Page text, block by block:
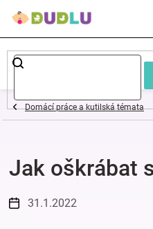
Dětské
a
oblečení
Pokojíček
Domácí práce a kutilská témata
Jak oškrábat
31.1.2022